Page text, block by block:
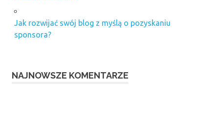
Jak rozwijać swój blog z myślą o pozyskaniu
sponsora?
NAJNOWSZE KOMENTARZE